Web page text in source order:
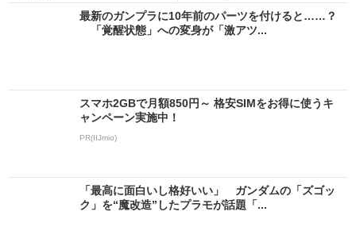
最新のガンプラに10年前のパーツを付けると……？
「覚醒状態」への変身が「激アツ...
スマホ2GBで月額850円～ 格安SIMをお得に使うキ
ャンペーン実施中！
PR(IIJmio)
「最高に面白いし格好いい」 ガンダムの「ズゴッ
ク」を“魔改造”したプラモが話題「...